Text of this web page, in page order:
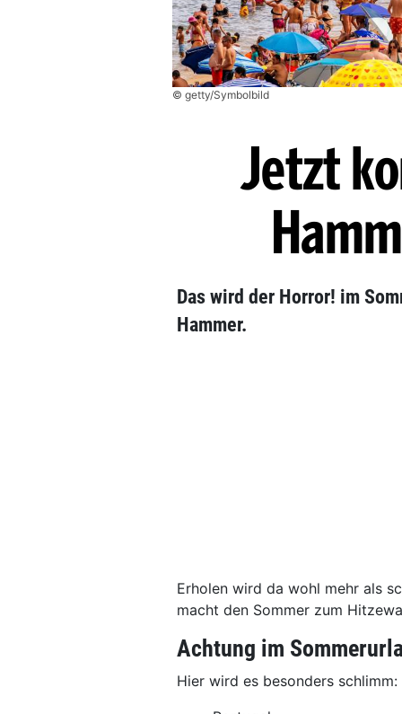
© getty/Symbolbild
Jetzt
Das wird der Horror! im
Hammer.
Erholen wird da wohl mehr als
macht den Sommer zum
Achtung im
Hier wird es besonders schlimm: